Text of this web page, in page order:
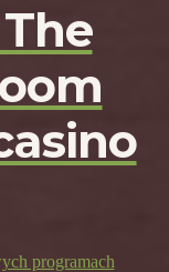
programach